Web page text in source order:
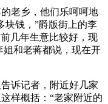
老乡，他们乐呵呵地
块钱，”爵版街上的李
几年生意比较好，现
姐和老蒋都说，现在开
诉记者，附近好几家
样概括：“老家附近的